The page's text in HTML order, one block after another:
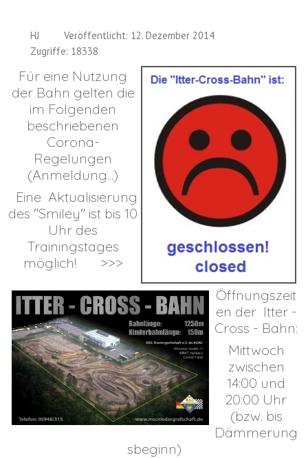
HJ
Veröffentlicht: 12. Dezember 2014
Zugriffe: 18338
Für eine Nutzung
der Bahn gelten die
im Folgenden
beschriebenen
Corona-
Regelungen
(Anmeldung...)
Eine Aktualisierung
des "Smiley" ist bis 10
Uhr des
Trainingstages
möglich! >>>
Öffnungszeit
en der Itter -
Cross - Bahn:
Mittwoch
zwischen
14:00 und
20:00 Uhr
(bzw. bis
Dämmerung
sbeginn)